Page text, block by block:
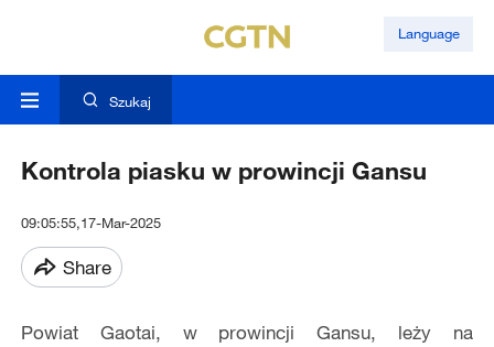
Language
Szukaj
Kontrola piasku w prowincji Gansu
09:05:55,17-Mar-2025
Share
Powiat Gaotai, w prowincji Gansu, leży na